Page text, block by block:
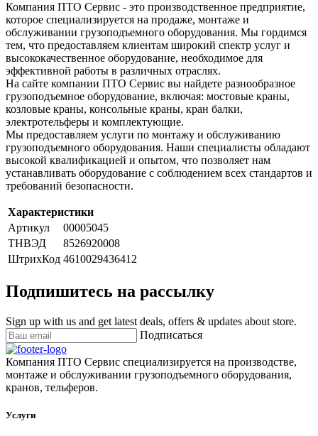
Компания ПТО Сервис - это производственное предприятие,
которое специализируется на продаже, монтаже и
обслуживании грузоподъемного оборудования. Мы гордимся
тем, что предоставляем клиентам широкий спектр услуг и
высококачественное оборудование, необходимое для
эффективной работы в различных отраслях.
На сайте компании ПТО Сервис вы найдете разнообразное
грузоподъемное оборудование, включая: мостовые краны,
козловые краны, консольные краны, кран балки,
электротельферы и комплектующие.
Мы предоставляем услуги по монтажу и обслуживанию
грузоподъемного оборудования. Наши специалисты обладают
высокой квалификацией и опытом, что позволяет нам
устанавливать оборудование с соблюдением всех стандартов и
требований безопасности.
Характеристики
Артикул
00005045
ТНВЭД
8526920008
ШтрихКод 4610029436412
Подпишитесь на рассылку
Sign up with us and get latest deals, offers & updates about store.
Подписаться
Компания ПТО Сервис специализируется на производстве,
монтаже и обслуживании грузоподъемного оборудования,
кранов, тельферов.
Услуги